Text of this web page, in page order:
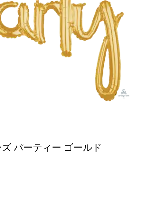
パーティー ゴールド